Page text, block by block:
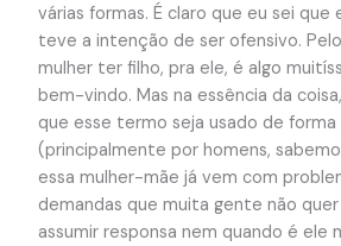
várias formas. É claro que eu sei que
teve a intenção de ser ofensivo.
mulher ter filho, pra ele, é algo
bem-vindo. Mas na essência da
que esse termo seja usado de
(principalmente por homens,
essa mulher-mãe já vem com
demandas que muita gente não
assumir responsa nem quando é ele